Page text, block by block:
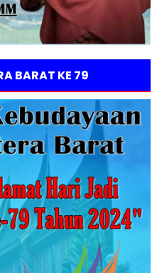
BARAT KE 79